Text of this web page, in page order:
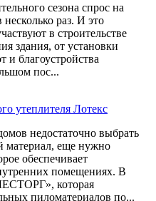
сезона спрос на
раз. И это
в строительстве
здания, от установки
и благоустройства
пос...
утеплителя Лотекс
недостаточно выбрать
материал, еще нужно
обеспечивает
помещениях. В
которая
пиломатериалов по...